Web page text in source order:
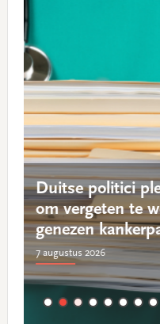
Rechtbank
bij zaak om
6 augustus 2026